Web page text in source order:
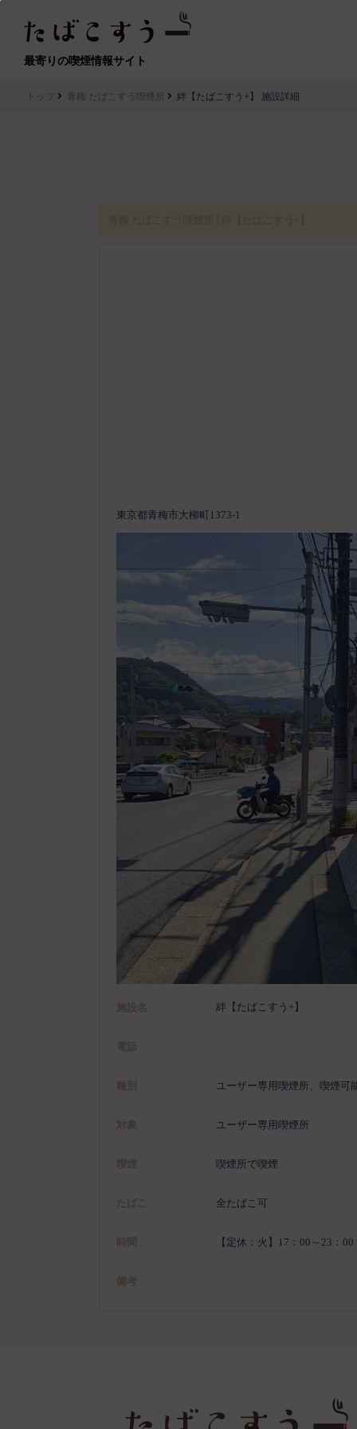
最寄りの喫煙情報サイト
トップ 青梅 たばこすう喫煙所 絆【たばこすう+】 施設詳細
東京都青梅市大柳町1373-1
施設名 絆【たばこすう+】
電話
種別 ユーザー専用喫煙所、喫煙可
対象 ユーザー専用喫煙所
喫煙 喫煙所で喫煙
たばこ 全たばこ可
時間 【定休：火】17：00～23：00
備考